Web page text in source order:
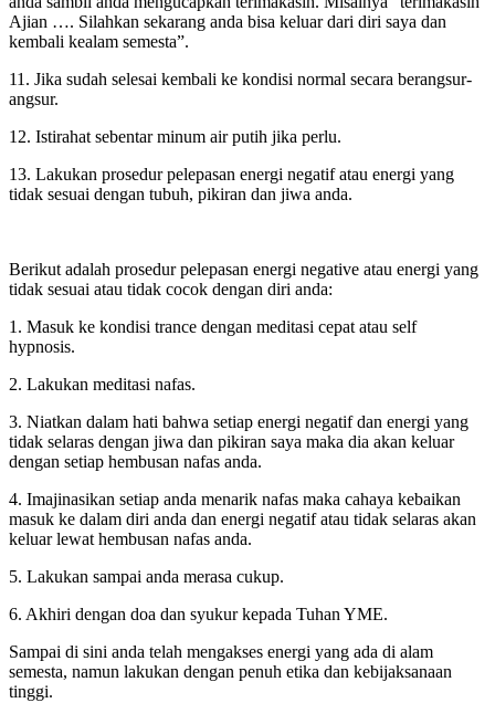
Ajian …. Silahkan sekarang anda bisa keluar dari diri saya dan
kembali kealam semesta”.
11. Jika sudah selesai kembali ke kondisi normal secara berangsur-
angsur.
12. Istirahat sebentar minum air putih jika perlu.
13. Lakukan prosedur pelepasan energi negatif atau energi yang
tidak sesuai dengan tubuh, pikiran dan jiwa anda.
Berikut adalah prosedur pelepasan energi negative atau energi yang
tidak sesuai atau tidak cocok dengan diri anda:
1. Masuk ke kondisi trance dengan meditasi cepat atau self
hypnosis.
2. Lakukan meditasi nafas.
3. Niatkan dalam hati bahwa setiap energi negatif dan energi yang
tidak selaras dengan jiwa dan pikiran saya maka dia akan keluar
dengan setiap hembusan nafas anda.
4. Imajinasikan setiap anda menarik nafas maka cahaya kebaikan
masuk ke dalam diri anda dan energi negatif atau tidak selaras akan
keluar lewat hembusan nafas anda.
5. Lakukan sampai anda merasa cukup.
6. Akhiri dengan doa dan syukur kepada Tuhan YME.
Sampai di sini anda telah mengakses energi yang ada di alam
semesta, namun lakukan dengan penuh etika dan kebijaksanaan
tinggi.